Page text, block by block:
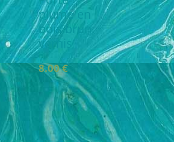
plume en
bois brun
vernis
8.00 €